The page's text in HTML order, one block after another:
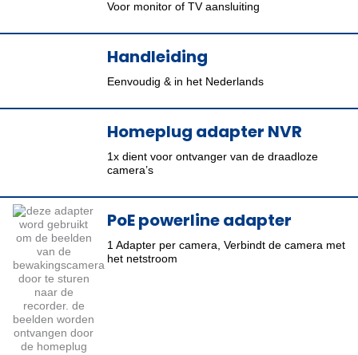
Voor monitor of TV aansluiting
Handleiding
Eenvoudig & in het Nederlands
Homeplug adapter NVR
1x dient voor ontvanger van de draadloze
camera’s
PoE powerline adapter
1 Adapter per camera, Verbindt de camera met
het netstroom